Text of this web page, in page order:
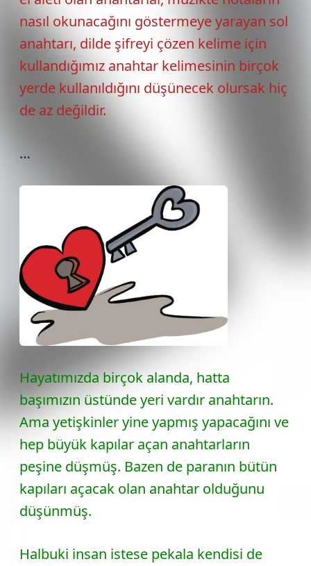
nasıl okunacağını göstermeye yarayan sol
anahtarı, dilde şifreyi çözen kelime için
kullandığımız anahtar kelimesinin birçok
yerde kullanıldığını düşünecek olursak hiç
de az değildir.
…
Hayatımızda birçok alanda, hatta
başımızın üstünde yeri vardır anahtarın.
Ama yetişkinler yine yapmış yapacağını ve
hep büyük kapılar açan anahtarların
peşine düşmüş. Bazen de paranın bütün
kapıları açacak olan anahtar olduğunu
düşünmüş.
Halbuki insan istese pekala kendisi de